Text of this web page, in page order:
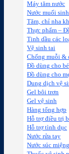
Máy tăm nước
Nước muối
Tăm, chỉ nha
Thực phẩm –
Tinh dầu các
Vệ sinh tai
Chống muỗi &
Đồ dùng cho bé
Đồ dùng cho
Dung dịch vệ
Gel bôi trơn
Gel vệ sinh
Hàng tổng hợp
Hỗ trợ điều trị
Hỗ trợ tình dục
Nước rửa tay
Nước súc miệng